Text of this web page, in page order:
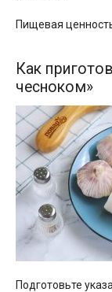
Пищевая
Как
чесноком»
Подготовьте